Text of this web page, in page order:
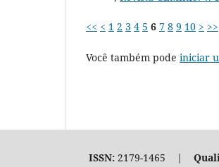
<< < 1 2 3 4 5 6 7 8 9 10 > >>
Você também pode iniciar
ISSN: 2179-1465 |